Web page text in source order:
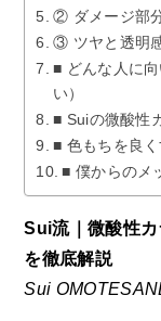
② ダメージ部
③ ツヤと透明
■ どんな人に
い）
■ Suiの微酸性
■ 色もちを良
■ 僕からのメ
Sui流｜微酸性
を徹底解説
Sui